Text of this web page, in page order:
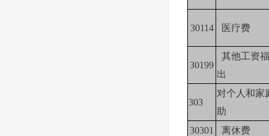
30114 医疗费
30199
其他工资
出
303
对个人和家
助
30301
离休费